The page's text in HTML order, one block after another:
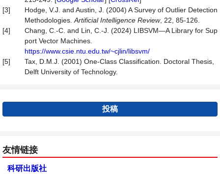
[3]
Hodge, V.J. and Austin, J. (2004) A Survey of Outlier Detection
Methodologies. Artificial Intelligence Review, 22, 85-126.
[4]
Chang, C.-C. and Lin, C.-J. (2024) LIBSVM—A Library for Sup
port Vector Machines.
https://www.csie.ntu.edu.tw/~cjlin/libsvm/
[5]
Tax, D.M.J. (2001) One-Class Classification. Doctoral Thesis,
Delft University of Technology.
投稿
友情链接
科研出版社